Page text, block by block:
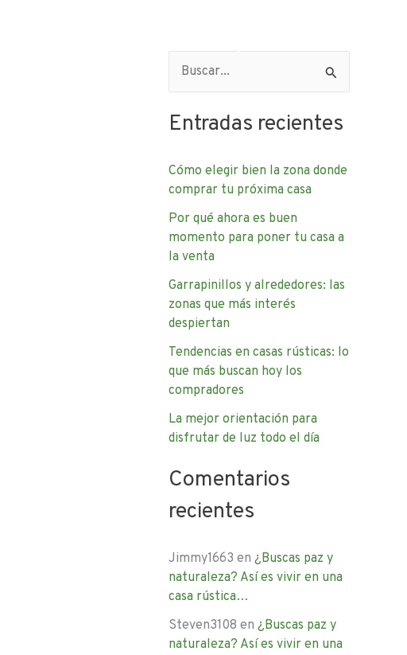
Contacto Blog – Artículos de interés
s
a
o
r
:
Entradas recientes
Cómo elegir bien la zona donde
comprar tu próxima casa
Por qué ahora es buen
momento para poner tu casa a
la venta
Garrapinillos y alrededores: las
zonas que más interés
despiertan
Tendencias en casas rústicas: lo
que más buscan hoy los
compradores
La mejor orientación para
disfrutar de luz todo el día
Comentarios
recientes
Jimmy1663 en ¿Buscas paz y
naturaleza? Así es vivir en una
casa rústica…
Steven3108 en ¿Buscas paz y
naturaleza? Así es vivir en una